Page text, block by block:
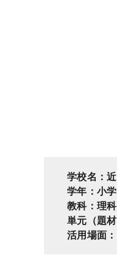
学校名：
学年：小
教科：理科
単元（題
活用場面